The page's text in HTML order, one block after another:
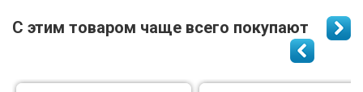
С этим товаром чаще всего покупают